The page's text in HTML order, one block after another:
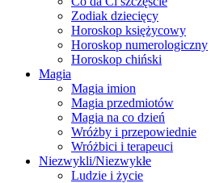
Zodiak dziecięcy
Horoskop księżycowy
Horoskop numerologiczny
Horoskop chiński
Magia
Magia imion
Magia przedmiotów
Magia na co dzień
Wróżby i przepowiednie
Wróżbici i terapeuci
Niezwykli/Niezwykłe
Ludzie i życie